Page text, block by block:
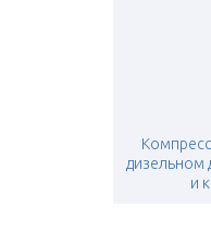
дизельном
и